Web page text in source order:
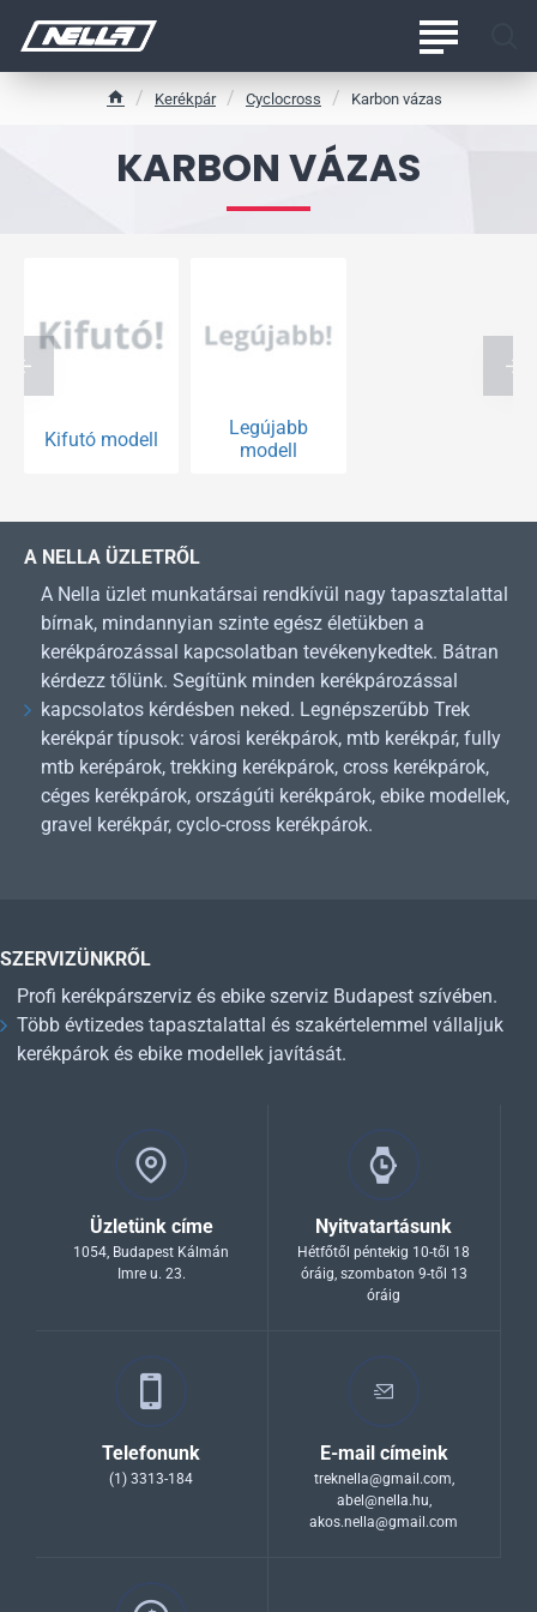
KARBON VÁZAS
m
e
Kerékpár Cyclocross Karbon vázas
Kifutó modell
Legújabb
modell
A NELLA ÜZLETRŐL
A Nella üzlet munkatársai rendkívül nagy tapasztalattal
bírnak, mindannyian szinte egész életükben a
kerékpározással kapcsolatban tevékenykedtek. Bátran
kérdezz tőlünk. Segítünk minden kerékpározással
kapcsolatos kérdésben neked. Legnépszerűbb Trek
kerékpár típusok: városi kerékpárok, mtb kerékpár, fully
mtb kerépárok, trekking kerékpárok, cross kerékpárok,
céges kerékpárok, országúti kerékpárok, ebike modellek,
gravel kerékpár, cyclo-cross kerékpárok.
SZERVIZÜNKRŐL
Profi kerékpárszerviz és ebike szerviz Budapest szívében.
Több évtizedes tapasztalattal és szakértelemmel vállaljuk
kerékpárok és ebike modellek javítását.
Üzletünk címe
1054, Budapest Kálmán
Imre u. 23.
Nyitvatartásunk
Hétfőtől péntekig 10-től 18
óráig, szombaton 9-től 13
óráig
Telefonunk
(1) 3313-184
E-mail címeink
treknella@gmail.com,
abel@nella.hu,
akos.nella@gmail.com